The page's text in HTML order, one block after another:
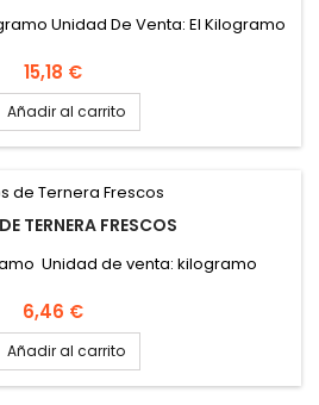
Unidad De Venta: El Kilogramo
Precio
15,18 €
Añadir al carrito
TERNERA FRESCOS
Unidad de venta: kilogramo
Precio
6,46 €
Añadir al carrito